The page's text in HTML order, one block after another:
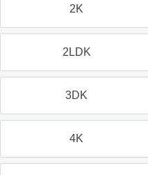
2K
2LDK
3DK
4K